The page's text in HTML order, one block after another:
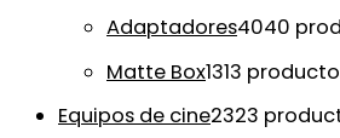
Adaptadores4040
Matte Box1313
Equipos de cine2323